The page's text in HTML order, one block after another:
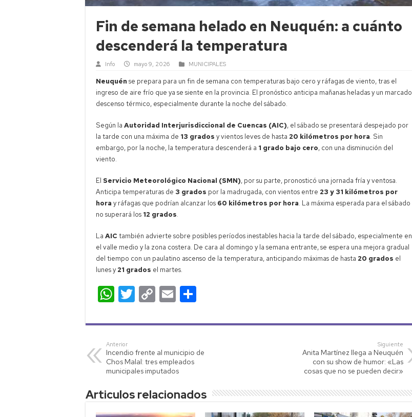
Fin de semana helado en Neuquén: a cuánto
descenderá la temperatura
Info mayo 9, 2026 MUNICIPALES
Neuquén se prepara para un fin de semana con temperaturas bajo cero y ráfagas de viento, tras el
ingreso de aire frío que ya se siente en la provincia. El pronóstico anticipa mañanas heladas y un marcado
descenso térmico, especialmente durante la noche del sábado.
Según la Autoridad Interjurisdiccional de Cuencas (AIC), el sábado se presentará despejado por
la tarde con una máxima de 13 grados y vientos leves de hasta 20 kilómetros por hora. Sin
embargo, por la noche, la temperatura descenderá a 1 grado bajo cero, con una disminución del
viento.
El Servicio Meteorológico Nacional (SMN), por su parte, pronosticó una jornada fría y ventosa.
Anticipa temperaturas de 3 grados por la madrugada, con vientos entre 23 y 31 kilómetros por
hora y ráfagas que podrían alcanzar los 60 kilómetros por hora. La máxima esperada para el sábado
no superará los 12 grados.
La AIC también advierte sobre posibles períodos inestables hacia la tarde del sábado, especialmente en
el valle medio y la zona costera. De cara al domingo y la semana entrante, se espera una mejora gradual
del tiempo con un paulatino ascenso de la temperatura, anticipando máximas de hasta 20 grados el
lunes y 21 grados el martes.
W
at
s
A
p
p
T
tt
C
p
Li
nk
E
ail m
ar
Anterior
Incendio frente al municipio de
Chos Malal: tres empleados
municipales imputados
Siguiente
Anita Martínez llega a Neuquén
con su show de humor: «Las
cosas que no se pueden decir»
Articulos relacionados